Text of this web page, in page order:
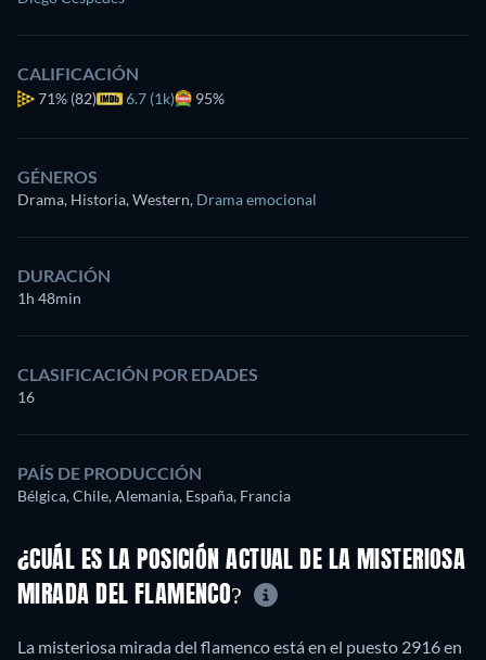
CALIFICACIÓN
71% (82) 6.7 (1k) 95%
GÉNEROS
Drama, Historia, Western, Drama emocional
DURACIÓN
1h 48min
CLASIFICACIÓN POR EDADES
16
PAÍS DE PRODUCCIÓN
Bélgica, Chile, Alemania, España, Francia
¿CUÁL ES LA POSICIÓN ACTUAL DE LA MISTERIOSA
MIRADA DEL FLAMENCO?
La misteriosa mirada del flamenco está en el puesto 2916 en